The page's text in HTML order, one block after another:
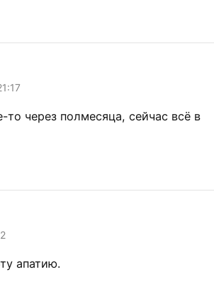
через полмесяца, сейчас всё в
апатию.